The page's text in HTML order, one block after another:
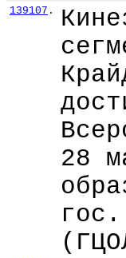
139107 .
28